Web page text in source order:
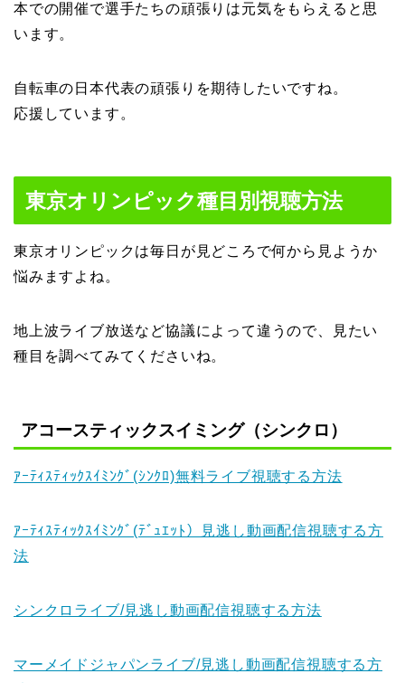
本での開催で選手たちの頑張りは元気をもらえると思
います。
自転車の日本代表の頑張りを期待したいですね。
応援しています。
東京オリンピック種目別視聴方法
東京オリンピックは毎日が見どころで何から見ようか
悩みますよね。
地上波ライブ放送など協議によって違うので、見たい
種目を調べてみてくださいね。
アコースティックスイミング（シンクロ）
ｱｰﾃｨｽﾃｨｯｸｽｲﾐﾝｸﾞ(ｼﾝｸﾛ)無料ライブ視聴する方法
ｱｰﾃｨｽﾃｨｯｸｽｲﾐﾝｸﾞ(ﾃﾞｭｴｯﾄ）見逃し動画配信視聴する方
法
シンクロライブ/見逃し動画配信視聴する方法
マーメイドジャパンライブ/見逃し動画配信視聴する方